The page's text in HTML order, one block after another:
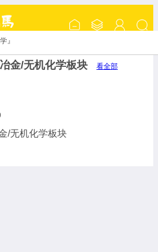
』
金/无机化学板块 看全部
/无机化学板块